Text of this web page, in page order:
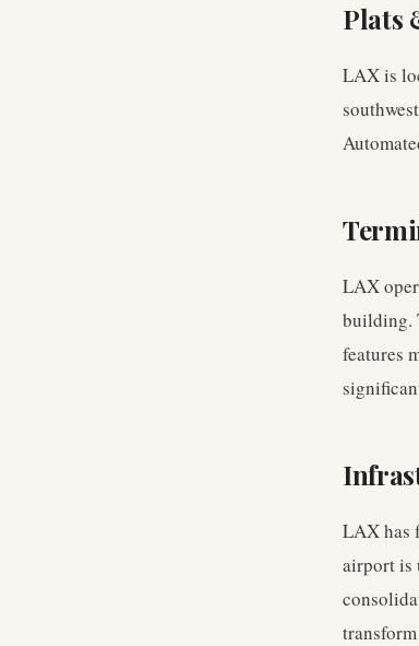
Plats
LAX is
LAX
building.
features
LAX has
airport is